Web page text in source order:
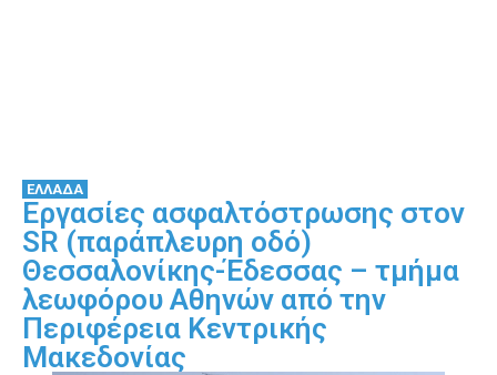
ΕΛΛΑΔΑ
Εργασίες ασφαλτόστρωσης στον
SR (παράπλευρη οδό)
Θεσσαλονίκης-Έδεσσας – τμήμα
λεωφόρου Αθηνών από την
Περιφέρεια Κεντρικής
Μακεδονίας